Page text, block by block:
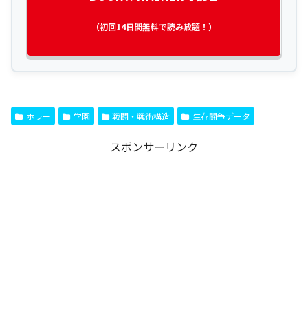
（初回14日間無料で読み放題！）
ホラー 学園 戦闘・戦術構造 生存闘争データ
スポンサーリンク